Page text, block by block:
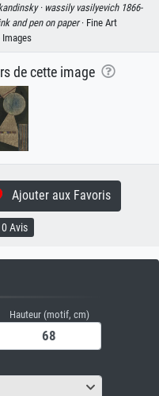
· wassily vasilyevich 1866-
and pen on paper· Fine Art
de cette image
Ajouter aux Favoris
0 Avis
Hauteur (motif, cm)